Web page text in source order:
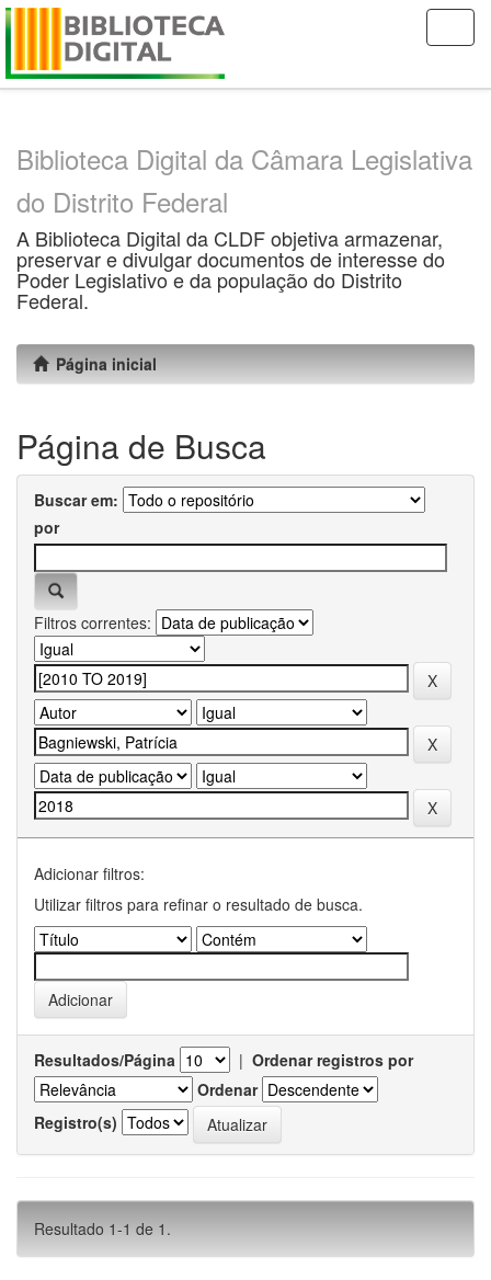
Skip
Biblioteca Digital da Câmara Legislativa
do Distrito Federal
A Biblioteca Digital da CLDF objetiva armazenar,
preservar e divulgar documentos de interesse do
Poder Legislativo e da população do Distrito
Federal.
Página inicial
Página de Busca
Buscar em:
por
Filtros correntes:
Adicionar filtros:
Utilizar filtros para refinar o resultado de busca.
Resultados/Página | Ordenar registros por
Ordenar
Registro(s)
Resultado 1-1 de 1.